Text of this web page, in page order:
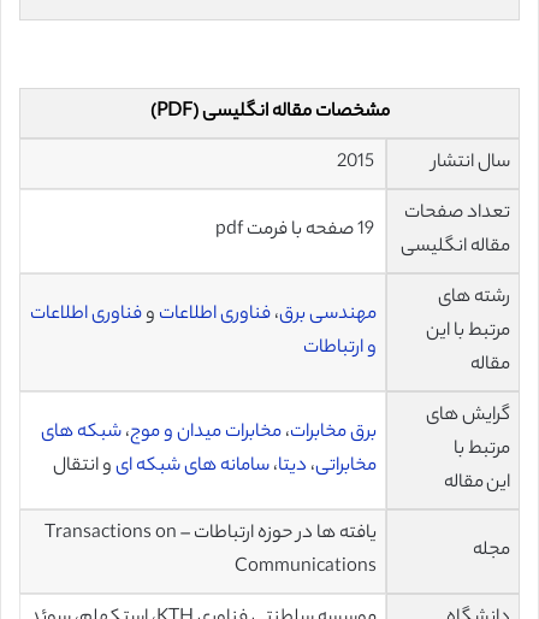
مشخصات مقاله انگلیسی (PDF)
سال انتشار
تعداد صفحات
مقاله انگلیسی
رشته های
مرتبط با این
مقاله
مهندسی برق،فناوری اطلاعات وفناوری اطلاعات
و ارتباطات
گرایش های
مرتبط با
این مقاله
برق مخابرات،مخابرات میدان و موج،شبکه های
مخابراتی، دیتا،سامانه های شبکه ایو انتقال
مجله
یافته ها در حوزه ارتباطات – Transactions on
Communications